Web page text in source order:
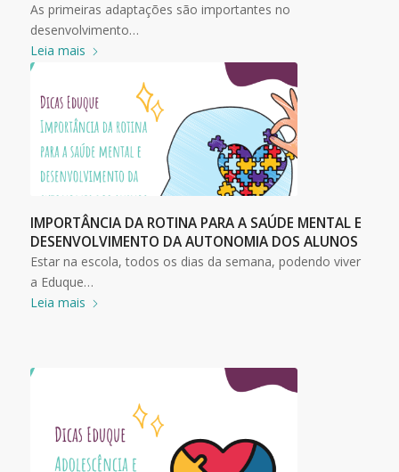
As primeiras adaptações são importantes no
desenvolvimento…
Leia mais
IMPORTÂNCIA DA ROTINA PARA A SAÚDE MENTAL E
DESENVOLVIMENTO DA AUTONOMIA DOS ALUNOS
Estar na escola, todos os dias da semana, podendo viver
a Eduque…
Leia mais